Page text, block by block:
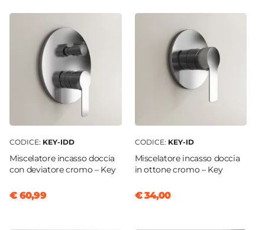
termostatici
Attacchi
1/2" G
Colore
Paffoni
ABS
CODICE: KEY-IDD
Miscelatore incasso doccia
con deviatore cromo – Key
€ 60,99
CODICE: KEY-ID
Miscelatore incasso doccia
in ottone cromo – Key
€ 34,00